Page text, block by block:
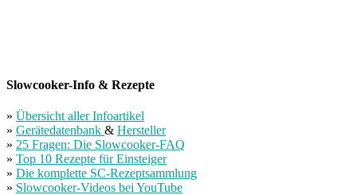
Slowcooker-Info & Rezepte
» Übersicht aller Infoartikel
» Gerätedatenbank & Hersteller
» 25 Fragen: Die Slowcooker-FAQ
» Top 10 Rezepte für Einsteiger
» Die komplette SC-Rezeptsammlung
» Slowcooker-Videos bei YouTube